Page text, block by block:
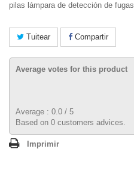
pilas lámpara de detección de fugas
Tuitear Compartir
Average votes for this product
Average : 0.0 / 5
Based on 0 customers advices.
Imprimir